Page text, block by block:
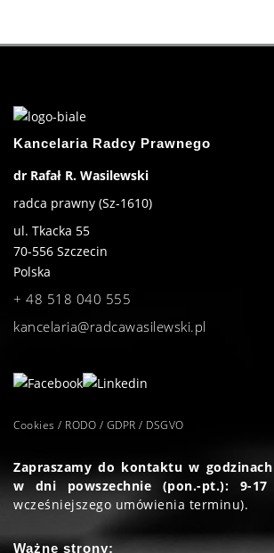
Kancelaria Radcy Prawnego
dr Rafał R. Wasilewski
radca prawny (Sz-1610)
ul. Tkacka 55
70-556 Szczecin
Polska
+ 48 518 040 555
kancelaria@radcawasilewski.pl
Cookies / RODO / GDPR / DSGVO
Zapraszamy do kontaktu w
w dni powszechnie (pon.-pt.): 9-17
wcześniejszego umówienia terminu).
Ważne strony: